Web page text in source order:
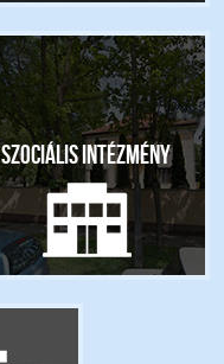
Szociális intézmény